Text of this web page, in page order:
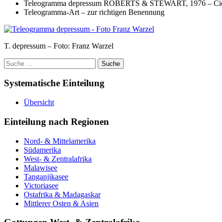
Teleogramma depressum ROBERTS & STEWART, 1976 –
Teleogramma-Art – zur richtigen Benennung
T. depressum – Foto: Franz Warzel
Suche
nach:
Systematische Einteilung
Übersicht
Einteilung nach Regionen
Nord- & Mittelamerika
Südamerika
West- & Zentralafrika
Malawisee
Tanganjikasee
Victoriasee
Ostafrika & Madagaskar
Mittlerer Osten & Asien